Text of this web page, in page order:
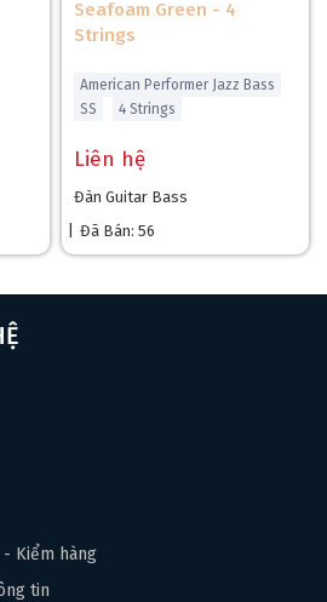
Seafoam Green - 4
Strings
American Performer Jazz Bass
SS
4 Strings
Liên hệ
Đàn Guitar Bass
Đã Bán: 56
Kiểm hàng
tin